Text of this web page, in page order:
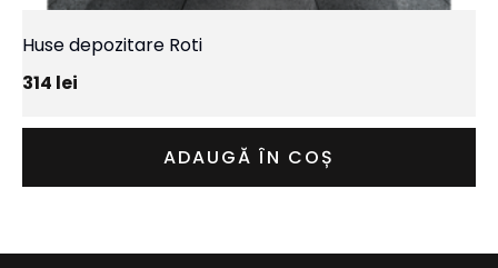
Huse depozitare Roti
314 lei
ADAUGĂ ÎN COȘ